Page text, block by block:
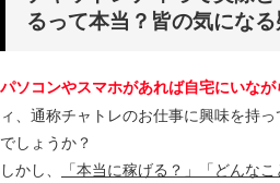
るって本当？皆の気になる
パソコンやスマホがあれば自宅にいな
ィ、通称チャトレのお仕事に興味を持
でしょうか？
しかし、
「本当に稼げる？」「どんな